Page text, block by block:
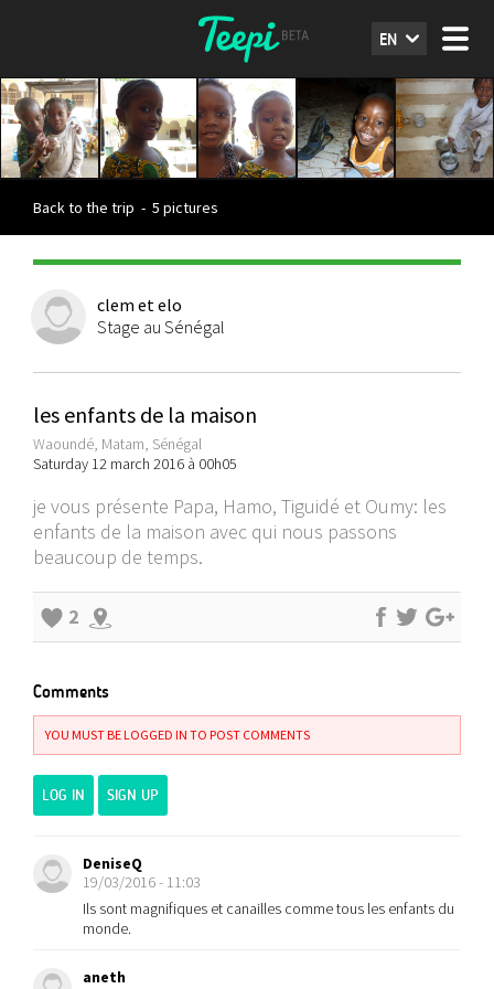
EN
Back to the trip - 5 pictures
clem et elo
Stage au Sénégal
les enfants de la maison
Waoundé, Matam, Sénégal
Saturday 12 march 2016 à 00h05
je vous présente Papa, Hamo, Tiguidé et Oumy: les
enfants de la maison avec qui nous passons
beaucoup de temps.
2
Comments
YOU MUST BE LOGGED IN TO POST COMMENTS
LOG IN SIGN UP
DeniseQ
19/03/2016 - 11:03
Ils sont magnifiques et canailles comme tous les enfants du
monde.
aneth